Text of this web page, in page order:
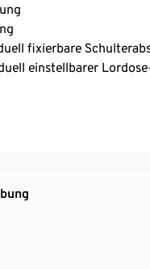
fixierbare
einstellbarer
cm